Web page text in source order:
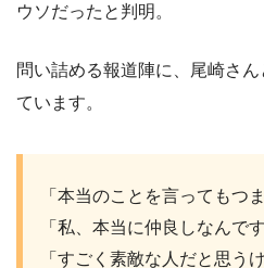
ウソだったと判明。
問い詰める報道陣に、尾崎さ
ています。
「本当のことを言ってもつ
「私、本当に仲良しなんで
「すごく素敵な人だと思う